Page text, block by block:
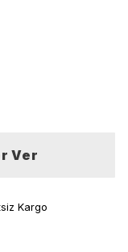
Ver
Kargo